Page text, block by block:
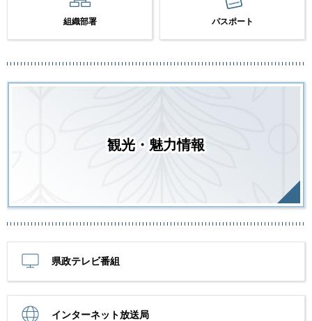
組織部署 パスポート
観光・魅力情報
県政テレビ番組
インターネット放送局